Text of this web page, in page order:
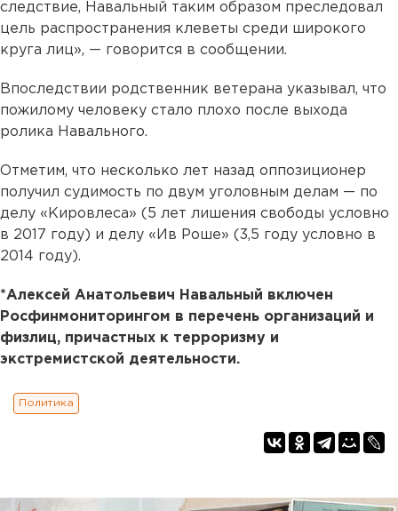
следствие, Навальный таким образом преследовал
цель распространения клеветы среди широкого
круга лиц», — говорится в сообщении.
Впоследствии родственник ветерана указывал, что
пожилому человеку стало плохо после выхода
ролика Навального.
Отметим, что несколько лет назад оппозиционер
получил судимость по двум уголовным делам — по
делу «Кировлеса» (5 лет лишения свободы условно
в 2017 году) и делу «Ив Роше» (3,5 году условно в
2014 году).
*Алексей Анатольевич Навальный включен
Росфинмониторингом в перечень организаций и
физлиц, причастных к терроризму и
экстремистской деятельности.
Политика